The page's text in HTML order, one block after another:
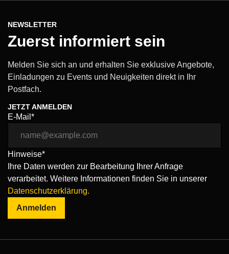
NEWSLETTER
Zuerst informiert sein
Melden Sie sich an und erhalten Sie exklusive Angebote,
Einladungen zu Events und Neuigkeiten direkt in Ihr
Postfach.
JETZT ANMELDEN
E-Mail*
Hinweise*
Ihre Daten werden zur Bearbeitung Ihrer Anfrage
verarbeitet. Weitere Informationen finden Sie in unserer
Datenschutzerklärung.
Anmelden